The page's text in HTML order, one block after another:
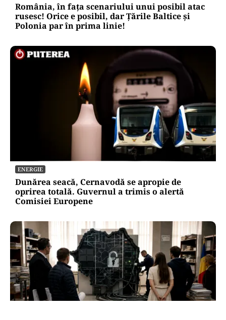
România, în fața scenariului unui posibil atac
rusesc! Orice e posibil, dar Țările Baltice și
Polonia par în prima linie!
ENERGIE
Dunărea seacă, Cernavodă se apropie de
oprirea totală. Guvernul a trimis o alertă
Comisiei Europene